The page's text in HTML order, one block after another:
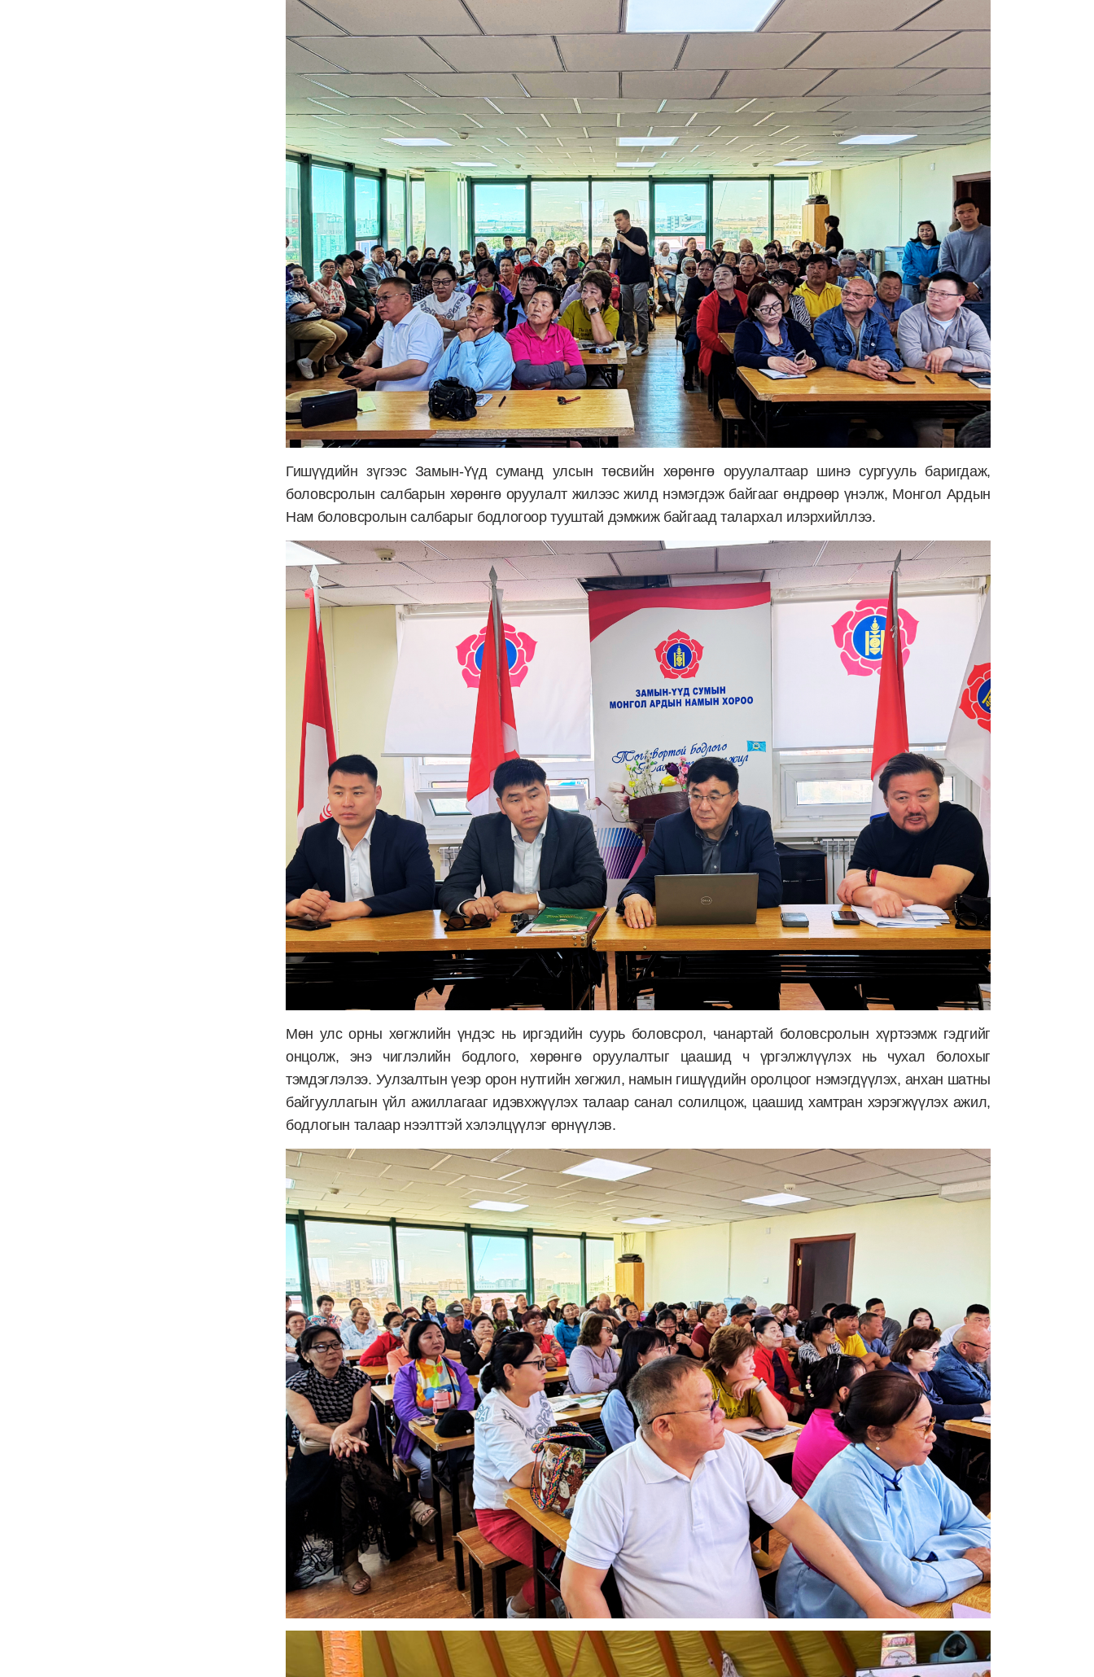
Гишүүдийн зүгээс Замын-Үүд суманд улсын төсвийн хөрөнгө оруулалтаар шинэ сургууль баригдаж,
боловсролын салбарын хөрөнгө оруулалт жилээс жилд нэмэгдэж байгааг өндрөөр үнэлж, Монгол Ардын
Нам боловсролын салбарыг бодлогоор тууштай дэмжиж байгаад талархал илэрхийллээ.
Мөн улс орны хөгжлийн үндэс нь иргэдийн суурь боловсрол, чанартай боловсролын хүртээмж гэдгийг
онцолж, энэ чиглэлийн бодлого, хөрөнгө оруулалтыг цаашид ч үргэлжлүүлэх нь чухал болохыг
тэмдэглэлээ. Уулзалтын үеэр орон нутгийн хөгжил, намын гишүүдийн оролцоог нэмэгдүүлэх, анхан шатны
байгууллагын үйл ажиллагааг идэвхжүүлэх талаар санал солилцож, цаашид хамтран хэрэгжүүлэх ажил,
бодлогын талаар нээлттэй хэлэлцүүлэг өрнүүлэв.